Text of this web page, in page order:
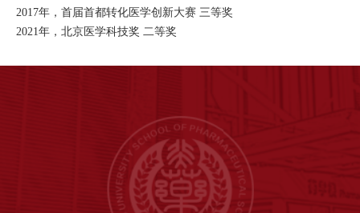
2017年，首届首都转化医学创新大赛 三等奖
2021年，北京医学科技奖 二等奖